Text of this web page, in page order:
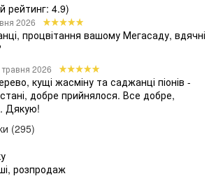
рейтинг: 4.9)
2026
процвітання вашому Мегасаду, вдячні
2026
кущі жасміну та саджанці піонів -
добре прийнялося. Все добре,
Дякую!
(295)
розпродаж